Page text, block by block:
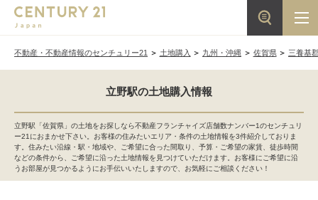
不動産・不動産情報のセンチュリー21 土地購入 九州・沖縄 佐賀県 三養基
立野駅の土地購入情報
立野駅「佐賀県」の土地をお探しなら不動産フランチャイズ店舗数ナンバー1のセンチュリ
ー21におまかせ下さい。お客様の住みたいエリア・条件の土地情報を3件紹介しておりま
す。住みたい沿線・駅・地域や、ご希望に合った間取り、予算・ご希望の家賃、徒歩時間
などの条件から、ご希望に沿った土地情報を見つけていただけます。お客様にご希望に沿
うお部屋が見つかるようにお手伝いいたしますので、お気軽にご相談ください！